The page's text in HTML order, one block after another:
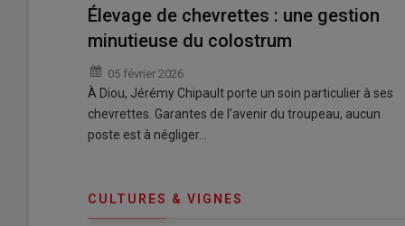
Élevage de chevrettes : une gestion
minutieuse du colostrum
05 février 2026
À Diou, Jérémy Chipault porte un soin particulier à ses
chevrettes. Garantes de l'avenir du troupeau, aucun
poste est à négliger…
CULTURES & VIGNES